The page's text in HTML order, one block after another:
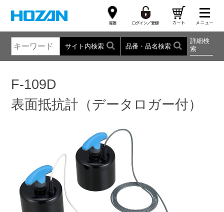
サイト内検索 品番・品名検索
詳細検
索
F-109D
表面抵抗計（データロガー付）